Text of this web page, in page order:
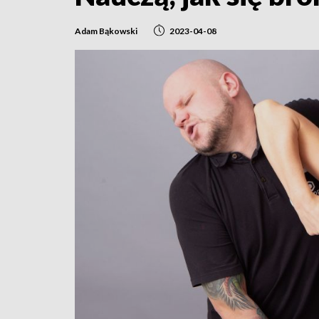
Adam Bąkowski 2023-04-08